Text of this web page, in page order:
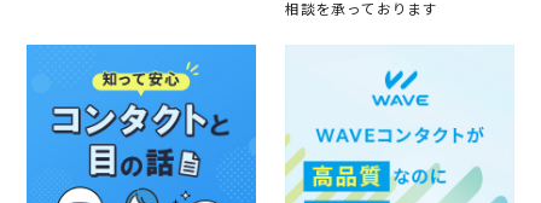
相談を承っております